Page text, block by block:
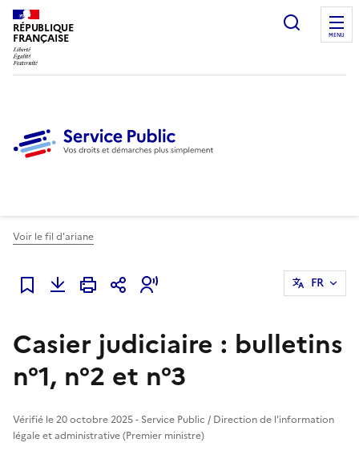
RÉPUBLIQUE
FRANÇAISE
Ouvrir
MENU
Voir le fil d'ariane
Ajouter à mes favoris
FR
Casier judiciaire : bulletins
n°1, n°2 et n°3
Vérifié le 20 octobre 2025 - Service Public / Direction de l'information
légale et administrative (Premier ministre)